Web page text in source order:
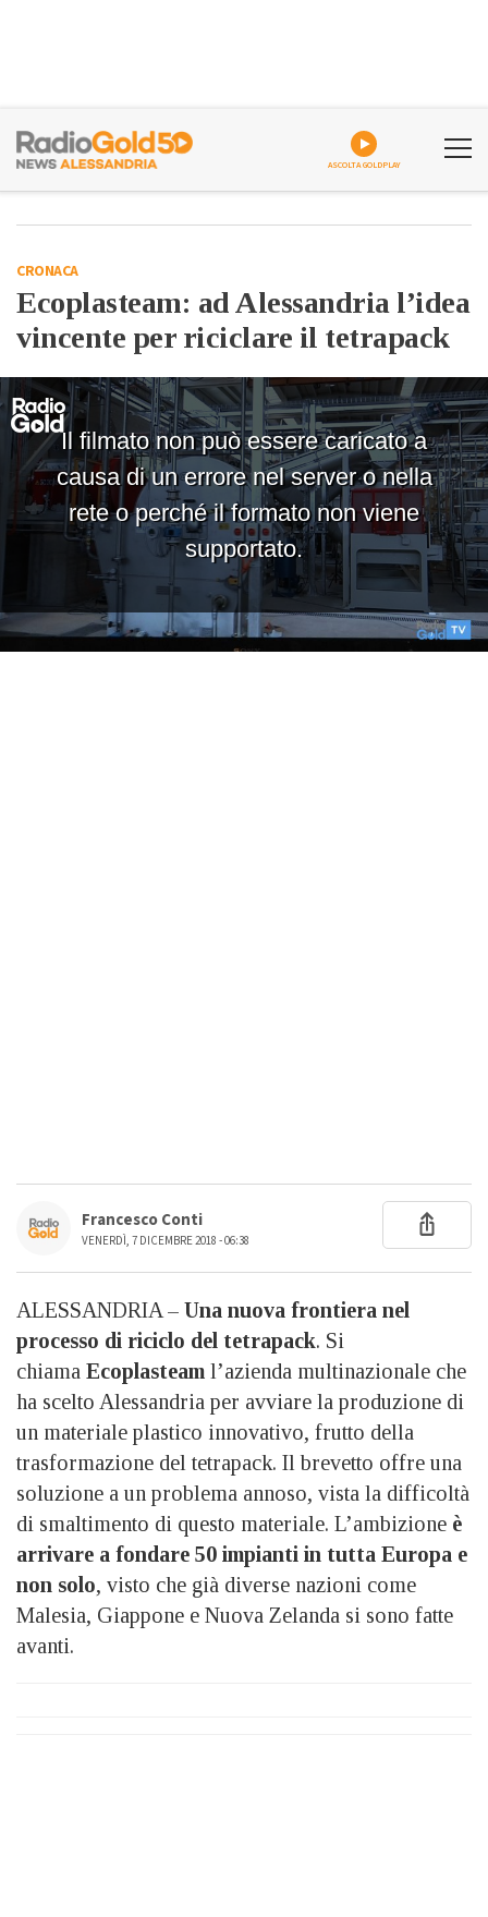
ASCOLTA GOLDPLAY
CRONACA
Ecoplasteam: ad Alessandria l’idea
vincente per riciclare il tetrapack
Francesco Conti
VENERDÌ, 7 DICEMBRE 2018 - 06:38
ALESSANDRIA – Una nuova frontiera nel
processo di riciclo del tetrapack. Si
chiama Ecoplasteam l’azienda multinazionale che
ha scelto Alessandria per avviare la produzione di
un materiale plastico innovativo, frutto della
trasformazione del tetrapack. Il brevetto offre una
soluzione a un problema annoso, vista la difficoltà
di smaltimento di questo materiale. L’ambizione è
arrivare a fondare 50 impianti in tutta Europa e
non solo, visto che già diverse nazioni come
Malesia, Giappone e Nuova Zelanda si sono fatte
avanti.